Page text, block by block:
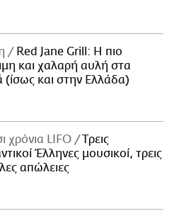
Red Jane Grill: Η πιο
και χαλαρή αυλή στα
(ίσως και στην Ελλάδα)
χρόνια LIFO
Tρεις
Έλληνες μουσικοί, τρεις
απώλειες